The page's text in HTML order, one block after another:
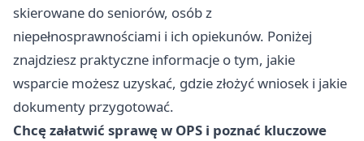
skierowane do seniorów, osób z
niepełnosprawnościami i ich opiekunów. Poniżej
znajdziesz praktyczne informacje o tym, jakie
wsparcie możesz uzyskać, gdzie złożyć wniosek i jakie
dokumenty przygotować.
Chcę załatwić sprawę w OPS i poznać kluczowe